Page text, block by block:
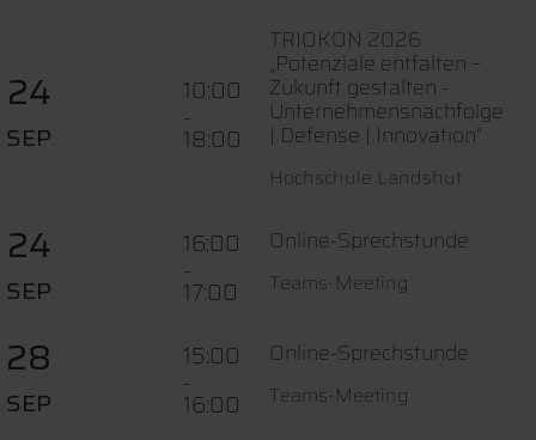
24
SEP
10:00
-
18:00
TRIOKON 2026
„Potenziale entfalten –
Zukunft gestalten -
Unternehmensnachfolge
| Defense | Innovation“
Hochschule Landshut
24
SEP
16:00
-
17:00
Online-Sprechstunde
Teams-Meeting
28
SEP
15:00
-
16:00
Online-Sprechstunde
Teams-Meeting